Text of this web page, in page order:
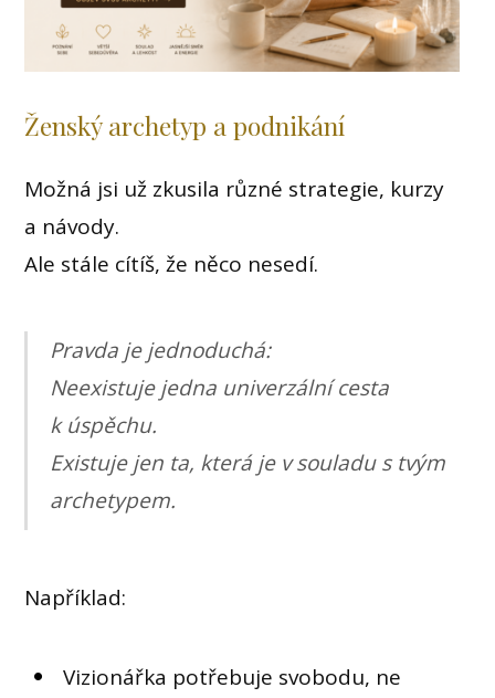
Ženský archetyp a podnikání
Možná jsi už zkusila různé strategie, kurzy
a návody.
Ale stále cítíš, že něco nesedí.
Pravda je jednoduchá:
Neexistuje jedna univerzální cesta
k úspěchu.
Existuje jen ta, která je v souladu s tvým
archetypem.
Například:
Vizionářka potřebuje svobodu, ne